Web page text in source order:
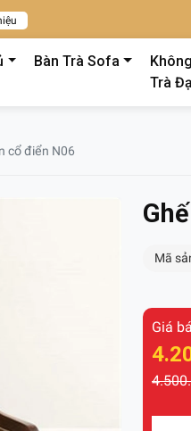
Bàn Trà Sofa
Trà
cổ điển N06
Mã
Giá